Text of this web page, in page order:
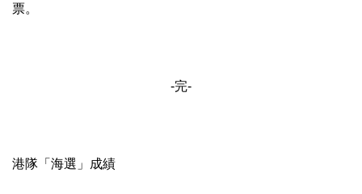
票。
-完-
港隊「海選」成績